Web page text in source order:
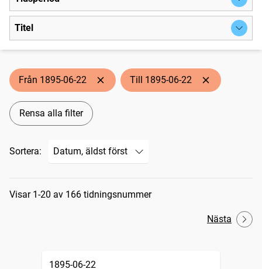
Titel
Från 1895-06-22 Till 1895-06-22
Rensa alla filter
Sortera:
Sökresultat
Visar 1-20 av 166 tidningsnummer
Nästa
1895-06-22